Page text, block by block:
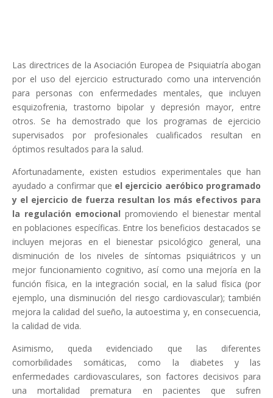
Las directrices de la Asociación Europea de Psiquiatría abogan
por el uso del ejercicio estructurado como una intervención
para personas con enfermedades mentales, que incluyen
esquizofrenia, trastorno bipolar y depresión mayor, entre
otros. Se ha demostrado que los programas de ejercicio
supervisados por profesionales cualificados resultan en
óptimos resultados para la salud.
Afortunadamente, existen estudios experimentales que han
ayudado a confirmar que el ejercicio aeróbico programado
y el ejercicio de fuerza resultan los más efectivos para
la regulación emocional promoviendo el bienestar mental
en poblaciones específicas. Entre los beneficios destacados se
incluyen mejoras en el bienestar psicológico general, una
disminución de los niveles de síntomas psiquiátricos y un
mejor funcionamiento cognitivo, así como una mejoría en la
función física, en la integración social, en la salud física (por
ejemplo, una disminución del riesgo cardiovascular); también
mejora la calidad del sueño, la autoestima y, en consecuencia,
la calidad de vida.
Asimismo, queda evidenciado que las diferentes
comorbilidades somáticas, como la diabetes y las
enfermedades cardiovasculares, son factores decisivos para
una mortalidad prematura en pacientes que sufren